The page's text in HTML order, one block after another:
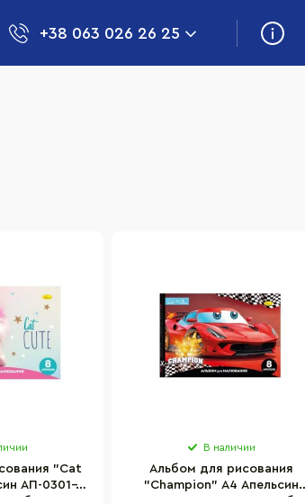
+38 063 026 26 25
"Cat
АП-0301-7,
В наличии
Альбом для рисования
"Champion" A4 Апельсин